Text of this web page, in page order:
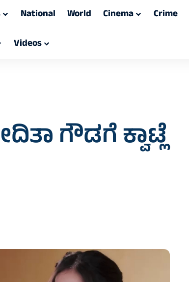
National World Cinema Crime
Videos
ಗೌಡಗೆ ಕ್ವಾಟ್ಲೆ